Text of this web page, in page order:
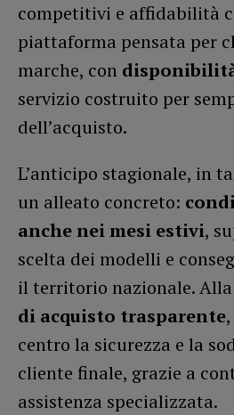
competitivi e affidabilità
piattaforma pensata per
marche, con
servizio costruito per
dell’acquisto.
L’anticipo stagionale, in
un alleato concreto:
anche nei mesi estivi,
scelta dei modelli e
il territorio nazionale. Alla
di acquisto trasparente
centro la sicurezza e la
cliente finale, grazie a
assistenza specializzata.